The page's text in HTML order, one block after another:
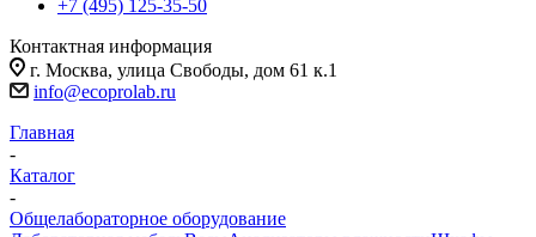
+7 (495) 125-35-50
Контактная информация
г. Москва, улица Свободы, дом 61 к.1
info@ecoprolab.ru
Главная
-
Каталог
-
Общелабораторное оборудование